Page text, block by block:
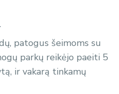
patogus šeimoms su
parkų reikėjo paeiti 5
ir vakarą tinkamų